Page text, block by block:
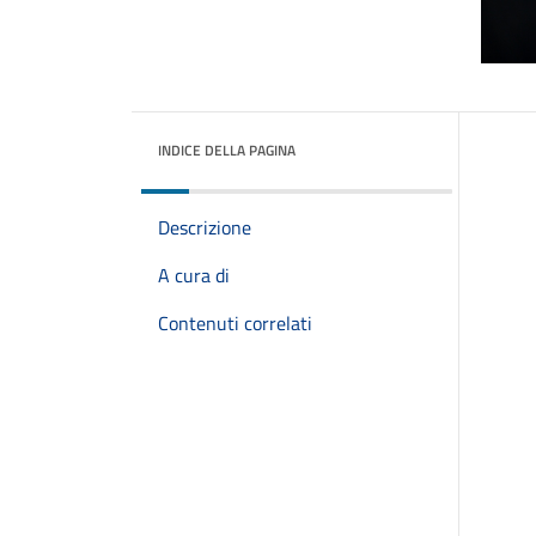
INDICE DELLA PAGINA
Descrizione
A cura di
Contenuti correlati